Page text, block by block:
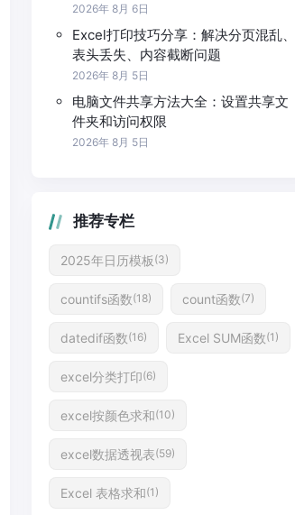
2026年 8月 6日
Excel打印技巧分享：解决分页混乱、
表头丢失、内容截断问题
2026年 8月 5日
电脑文件共享方法大全：设置共享文
件夹和访问权限
2026年 8月 5日
推荐专栏
2025年日历模板 (3)
countifs函数(18) count函数(7)
datedif函数(16) Excel SUM函数(1)
excel分类打印(6)
excel按颜色求和(10)
excel数据透视表(59)
Excel 表格求和(1)